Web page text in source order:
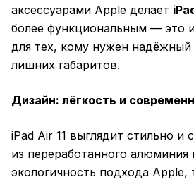
аксессуарами Apple делает
более функциональным — это
для тех, кому нужен
лишних габаритов.
Дизайн: лёгкость и
iPad Air 11 выглядит стильно и
из переработанного алюминия
экологичность подхода Apple,